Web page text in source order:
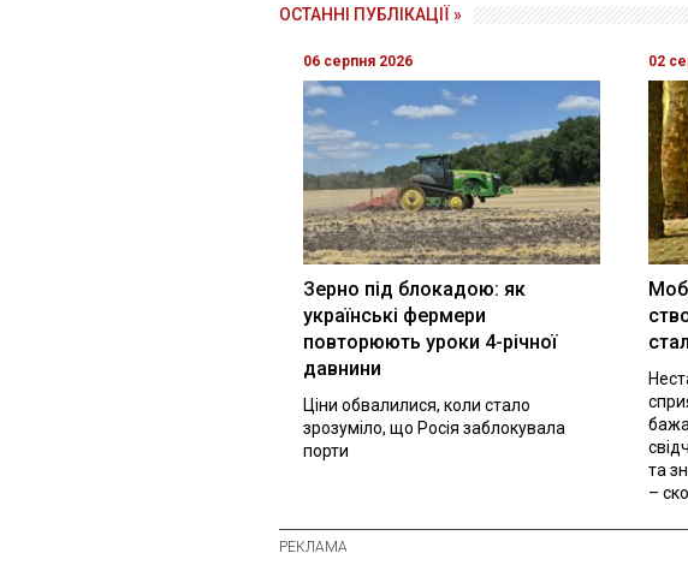
ОСТАННІ ПУБЛІКАЦІЇ »
06 серпня 2026
Зерно під блокадою: як
українські фермери
повторюють уроки 4-річної
давнини
Ціни обвалилися, коли стало
зрозуміло, що Росія заблокувала
порти
02
та
–